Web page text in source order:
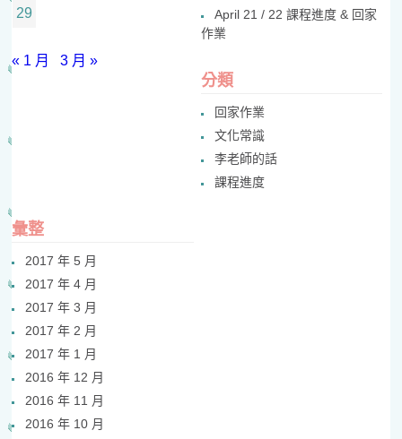
29
« 1 月 3 月 »
April 21 / 22 課程進度 & 回家
作業
分類
回家作業
文化常識
李老師的話
課程進度
彙整
2017 年 5 月
2017 年 4 月
2017 年 3 月
2017 年 2 月
2017 年 1 月
2016 年 12 月
2016 年 11 月
2016 年 10 月